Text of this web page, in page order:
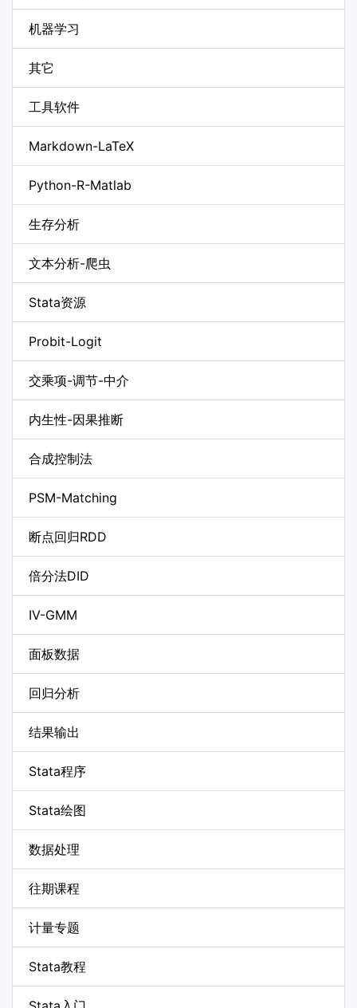
机器学习
其它
工具软件
Markdown-LaTeX
Python-R-Matlab
生存分析
文本分析-爬虫
Stata资源
Probit-Logit
交乘项-调节-中介
内生性-因果推断
合成控制法
PSM-Matching
断点回归RDD
倍分法DID
IV-GMM
面板数据
回归分析
结果输出
Stata程序
Stata绘图
数据处理
往期课程
计量专题
Stata教程